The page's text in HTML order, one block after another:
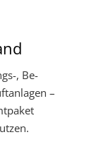
, Be-
–